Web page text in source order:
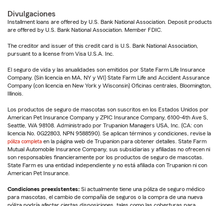
Divulgaciones
Installment loans are offered by U.S. Bank National Association. Deposit products
are offered by U.S. Bank National Association. Member FDIC.
The creditor and issuer of this credit card is U.S. Bank National Association,
pursuant to a license from Visa U.S.A. Inc.
El seguro de vida y las anualidades son emitidos por State Farm Life Insurance
Company. (Sin licencia en MA, NY y WI) State Farm Life and Accident Assurance
Company (con licencia en New York y Wisconsin) Oficinas centrales, Bloomington,
Illinois.
Los productos de seguro de mascotas son suscritos en los Estados Unidos por
American Pet Insurance Company y ZPIC Insurance Company, 6100-4th Ave S,
Seattle, WA 98108. Administrado por Trupanion Managers USA, Inc. (CA: con
licencia No. 0G22803, NPN 9588590). Se aplican términos y condiciones, revise la
póliza completa en la página web de Trupanion para obtener detalles. State Farm
Mutual Automobile Insurance Company, sus subsidiarias y afiliadas no ofrecen ni
son responsables financieramente por los productos de seguro de mascotas.
State Farm es una entidad independiente y no está afiliada con Trupanion ni con
American Pet Insurance.
Condiciones preexistentes: Si actualmente tiene una póliza de seguro médico
para mascotas, el cambio de compañía de seguros o la compra de una nueva